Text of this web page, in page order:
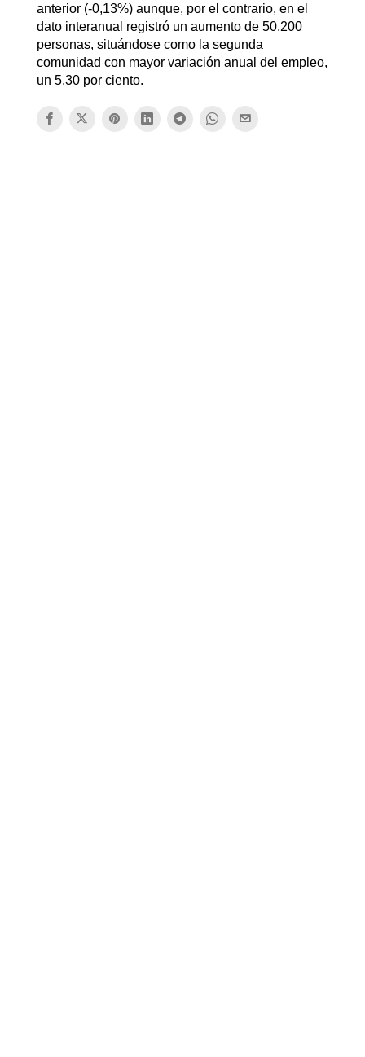
anterior (-0,13%) aunque, por el contrario, en el
dato interanual registró un aumento de 50.200
personas, situándose como la segunda
comunidad con mayor variación anual del empleo,
un 5,30 por ciento.